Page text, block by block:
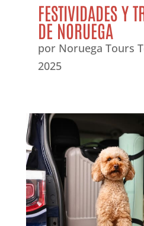
FESTIVIDADES Y
DE NORUEGA
por Noruega Tours
2025